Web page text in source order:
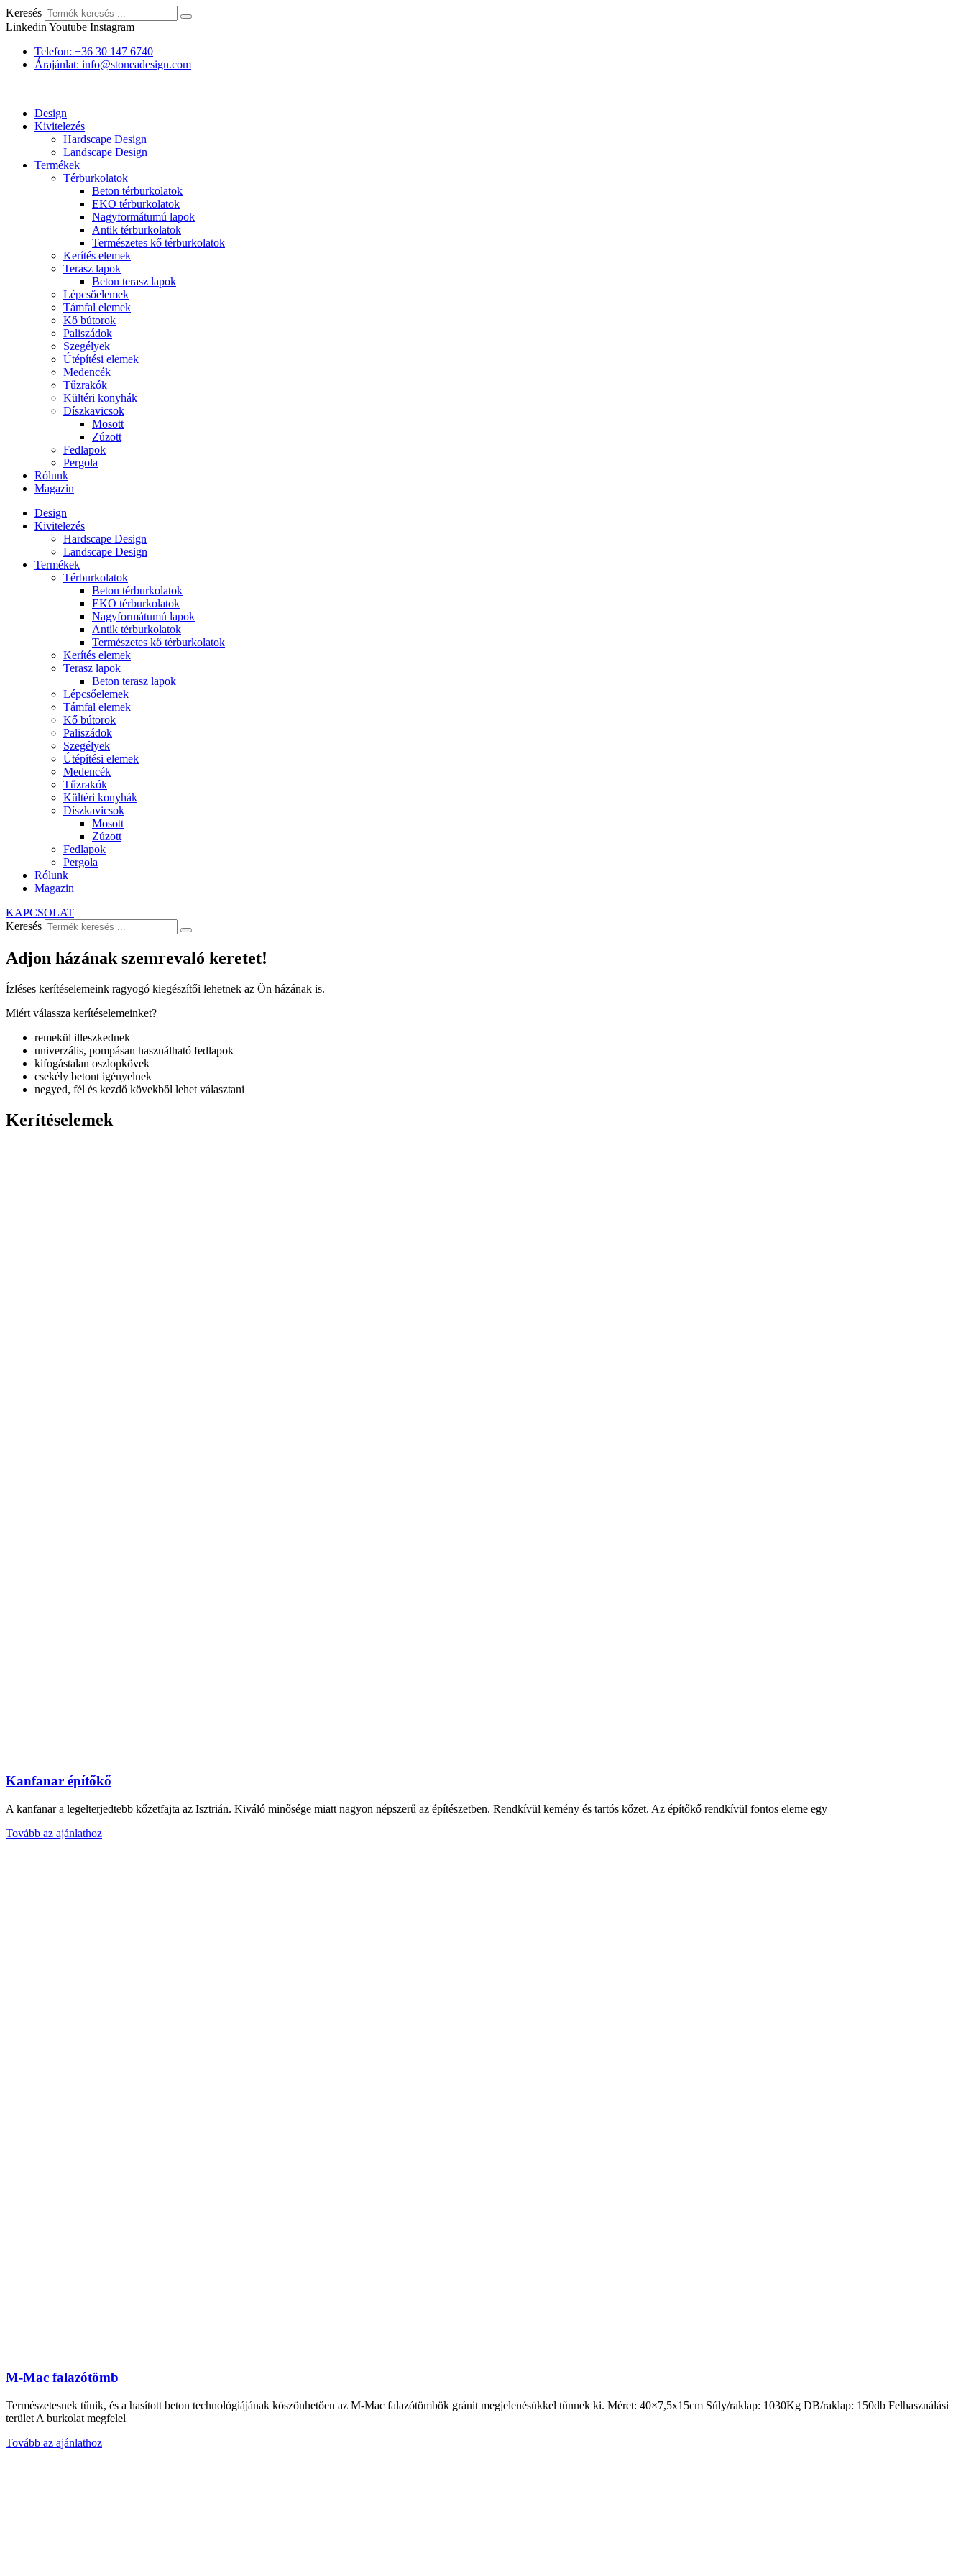
Keresés
Linkedin Youtube Instagram
Telefon: +36 30 147 6740
Árajánlat: info@stoneadesign.com
Design
Kivitelezés
Hardscape Design
Landscape Design
Termékek
Térburkolatok
Beton térburkolatok
EKO térburkolatok
Nagyformátumú lapok
Antik térburkolatok
Természetes kő térburkolatok
Kerítés elemek
Terasz lapok
Beton terasz lapok
Lépcsőelemek
Támfal elemek
Kő bútorok
Paliszádok
Szegélyek
Útépítési elemek
Medencék
Tűzrakók
Kültéri konyhák
Díszkavicsok
Mosott
Zúzott
Fedlapok
Pergola
Rólunk
Magazin
Design
Kivitelezés
Hardscape Design
Landscape Design
Termékek
Térburkolatok
Beton térburkolatok
EKO térburkolatok
Nagyformátumú lapok
Antik térburkolatok
Természetes kő térburkolatok
Kerítés elemek
Terasz lapok
Beton terasz lapok
Lépcsőelemek
Támfal elemek
Kő bútorok
Paliszádok
Szegélyek
Útépítési elemek
Medencék
Tűzrakók
Kültéri konyhák
Díszkavicsok
Mosott
Zúzott
Fedlapok
Pergola
Rólunk
Magazin
KAPCSOLAT
Keresés
Adjon házának szemrevaló keretet!
Ízléses kerítéselemeink ragyogó kiegészítői lehetnek az Ön házának is.
Miért válassza kerítéselemeinket?
remekül illeszkednek
univerzális, pompásan használható fedlapok
kifogástalan oszlopkövek
csekély betont igényelnek
negyed, fél és kezdő kövekből lehet választani
Kerítéselemek
Kanfanar építőkő
A kanfanar a legelterjedtebb kőzetfajta az Isztrián. Kiváló minősége miatt nagyon népszerű az építészetben. Rendkívül kemény és tartós kőzet. Az építőkő rendkívül fontos eleme egy
Tovább az ajánlathoz
M-Mac falazótömb
Természetesnek tűnik, és a hasított beton technológiájának köszönhetően az M-Mac falazótömbök gránit megjelenésükkel tűnnek ki. Méret: 40×7,5x15cm Súly/raklap: 1030Kg DB/raklap: 150db Felhasználási
terület A burkolat megfelel
Tovább az ajánlathoz